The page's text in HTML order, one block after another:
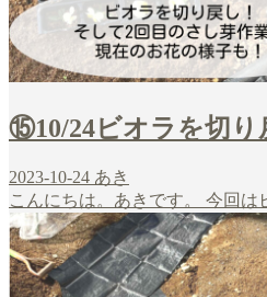
⑮10/24ビオラを切り
2023-10-24 あき
こんにちは。あきです。 今回